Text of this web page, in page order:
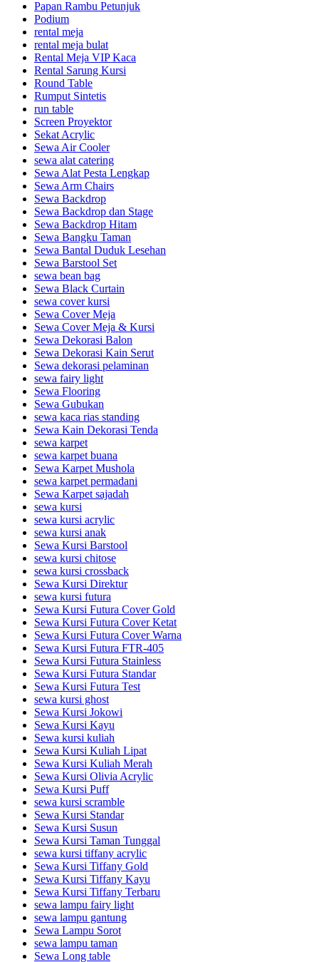
Papan Rambu Petunjuk
Podium
rental meja
rental meja bulat
Rental Meja VIP Kaca
Rental Sarung Kursi
Round Table
Rumput Sintetis
run table
Screen Proyektor
Sekat Acrylic
Sewa Air Cooler
sewa alat catering
Sewa Alat Pesta Lengkap
Sewa Arm Chairs
Sewa Backdrop
Sewa Backdrop dan Stage
Sewa Backdrop Hitam
Sewa Bangku Taman
Sewa Bantal Duduk Lesehan
Sewa Barstool Set
sewa bean bag
Sewa Black Curtain
sewa cover kursi
Sewa Cover Meja
Sewa Cover Meja & Kursi
Sewa Dekorasi Balon
Sewa Dekorasi Kain Serut
Sewa dekorasi pelaminan
sewa fairy light
Sewa Flooring
Sewa Gubukan
sewa kaca rias standing
Sewa Kain Dekorasi Tenda
sewa karpet
sewa karpet buana
Sewa Karpet Mushola
sewa karpet permadani
Sewa Karpet sajadah
sewa kursi
sewa kursi acrylic
sewa kursi anak
Sewa Kursi Barstool
sewa kursi chitose
sewa kursi crossback
Sewa Kursi Direktur
sewa kursi futura
Sewa Kursi Futura Cover Gold
Sewa Kursi Futura Cover Ketat
Sewa Kursi Futura Cover Warna
Sewa Kursi Futura FTR-405
Sewa Kursi Futura Stainless
Sewa Kursi Futura Standar
Sewa Kursi Futura Test
sewa kursi ghost
Sewa Kursi Jokowi
Sewa Kursi Kayu
Sewa kursi kuliah
Sewa Kursi Kuliah Lipat
Sewa Kursi Kuliah Merah
Sewa Kursi Olivia Acrylic
Sewa Kursi Puff
sewa kursi scramble
Sewa Kursi Standar
Sewa Kursi Susun
Sewa Kursi Taman Tunggal
sewa kursi tiffany acrylic
Sewa Kursi Tiffany Gold
Sewa Kursi Tiffany Kayu
Sewa Kursi Tiffany Terbaru
sewa lampu fairy light
sewa lampu gantung
Sewa Lampu Sorot
sewa lampu taman
Sewa Long table